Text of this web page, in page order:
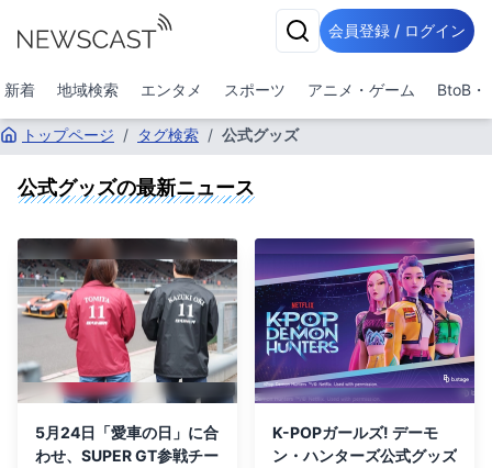
会員登録 / ログイン
新着 地域検索 エンタメ スポーツ アニメ・ゲーム BtoB・
トップページ / タグ検索 / 公式グッズ
公式グッズの最新ニュース
5月24日「愛車の日」に合
わせ、SUPER GT参戦チー
K-POPガールズ! デーモ
ン・ハンターズ公式グッズ